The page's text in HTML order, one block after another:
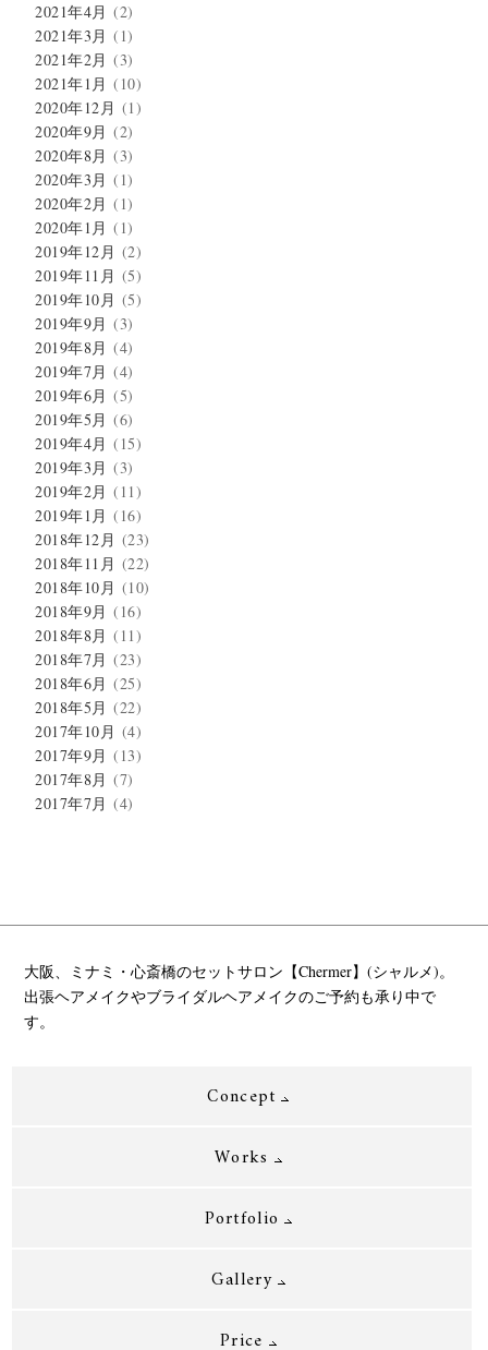
2021年4月 (2)
2021年3月 (1)
2021年2月 (3)
2021年1月 (10)
2020年12月 (1)
2020年9月 (2)
2020年8月 (3)
2020年3月 (1)
2020年2月 (1)
2020年1月 (1)
2019年12月 (2)
2019年11月 (5)
2019年10月 (5)
2019年9月 (3)
2019年8月 (4)
2019年7月 (4)
2019年6月 (5)
2019年5月 (6)
2019年4月 (15)
2019年3月 (3)
2019年2月 (11)
2019年1月 (16)
2018年12月 (23)
2018年11月 (22)
2018年10月 (10)
2018年9月 (16)
2018年8月 (11)
2018年7月 (23)
2018年6月 (25)
2018年5月 (22)
2017年10月 (4)
2017年9月 (13)
2017年8月 (7)
2017年7月 (4)
大阪、ミナミ・心斎橋のセットサロン【Chermer】(シャルメ)。
出張ヘアメイクやブライダルヘアメイクのご予約も承り中で
す。
Concept
Works
Portfolio
Gallery
Price